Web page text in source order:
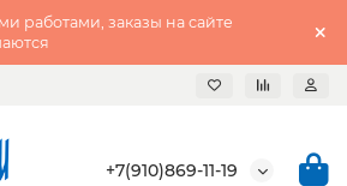
работами, заказы на сайте
+7(910)869-11-19